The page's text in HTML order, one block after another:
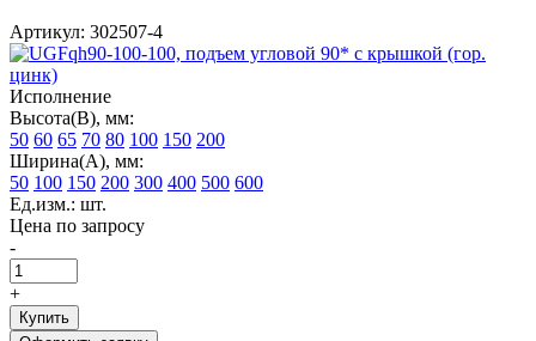
Артикул: 302507-4
Исполнение
Высота(В), мм:
50 60 65 70 80 100 150 200
Ширина(А), мм:
50 100 150 200 300 400 500 600
Ед.изм.: шт.
Цена по запросу
-
+
Купить